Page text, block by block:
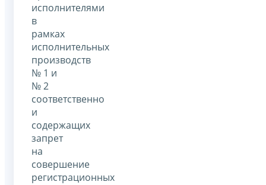
исполнителями
в
рамках
исполнительных
производств
№ 1 и
№ 2
соответственно
и
содержащих
запрет
на
совершение
регистрационных